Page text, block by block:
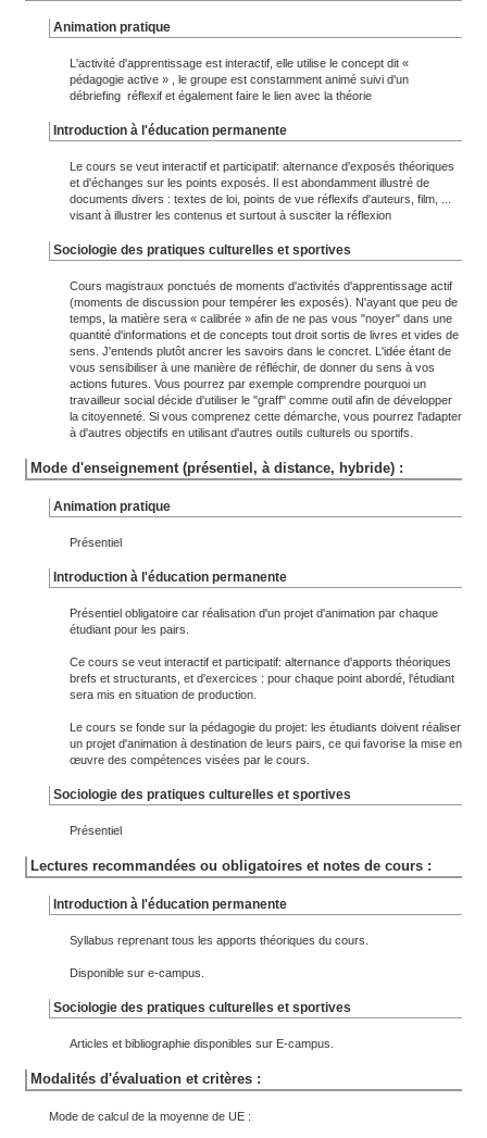
Animation pratique
L'activité d'apprentissage est interactif, elle utilise le concept dit «
pédagogie active » , le groupe est constamment animé suivi d'un
débriefing réflexif et également faire le lien avec la théorie
Introduction à l'éducation permanente
Le cours se veut interactif et participatif: alternance d'exposés théoriques
et d'échanges sur les points exposés. Il est abondamment illustré de
documents divers : textes de loi, points de vue réflexifs d'auteurs, film, ...
visant à illustrer les contenus et surtout à susciter la réflexion
Sociologie des pratiques culturelles et sportives
Cours magistraux ponctués de moments d'activités d'apprentissage actif
(moments de discussion pour tempérer les exposés). N'ayant que peu de
temps, la matière sera « calibrée » afin de ne pas vous "noyer" dans une
quantité d'informations et de concepts tout droit sortis de livres et vides de
sens. J'entends plutôt ancrer les savoirs dans le concret. L'idée étant de
vous sensibiliser à une manière de réfléchir, de donner du sens à vos
actions futures. Vous pourrez par exemple comprendre pourquoi un
travailleur social décide d'utiliser le "graff" comme outil afin de développer
la citoyenneté. Si vous comprenez cette démarche, vous pourrez l'adapter
à d'autres objectifs en utilisant d'autres outils culturels ou sportifs.
Mode d'enseignement (présentiel, à distance, hybride) :
Animation pratique
Présentiel
Introduction à l'éducation permanente
Présentiel obligatoire car réalisation d'un projet d'animation par chaque
étudiant pour les pairs.
Ce cours se veut interactif et participatif: alternance d'apports théoriques
brefs et structurants, et d'exercices : pour chaque point abordé, l'étudiant
sera mis en situation de production.
Le cours se fonde sur la pédagogie du projet: les étudiants doivent réaliser
un projet d'animation à destination de leurs pairs, ce qui favorise la mise en
œuvre des compétences visées par le cours.
Sociologie des pratiques culturelles et sportives
Présentiel
Lectures recommandées ou obligatoires et notes de cours :
Introduction à l'éducation permanente
Syllabus reprenant tous les apports théoriques du cours.
Disponible sur e-campus.
Sociologie des pratiques culturelles et sportives
Articles et bibliographie disponibles sur E-campus.
Modalités d'évaluation et critères :
Mode de calcul de la moyenne de UE :